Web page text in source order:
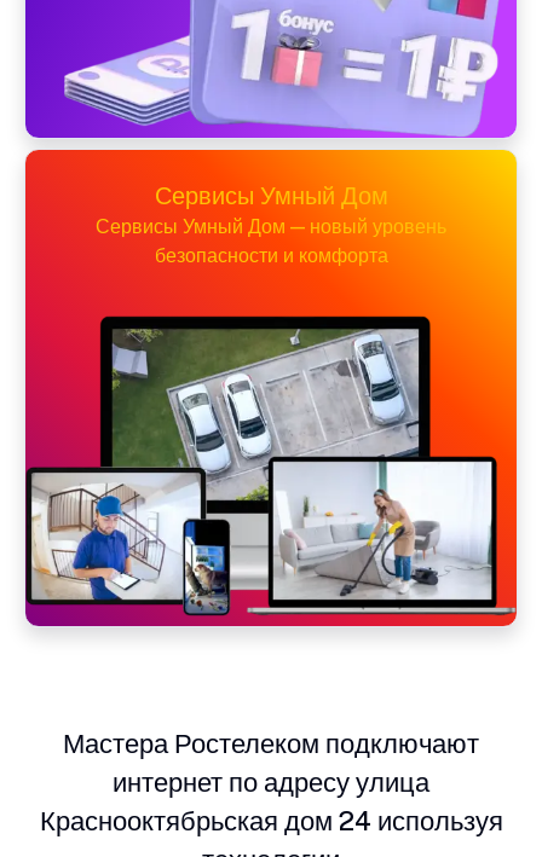
Сервисы Умный Дом
Сервисы Умный Дом — новый уровень
безопасности и комфорта
Мастера Ростелеком подключают
интернет по адресу улица
Краснооктябрьская дом 24 используя